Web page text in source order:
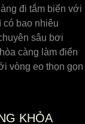
đi tắm biển với
có bao nhiêu
sâu bơi
càng làm điển
vòng eo thọn gọn
KHỎA